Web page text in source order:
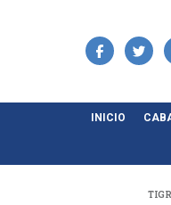
INICIO